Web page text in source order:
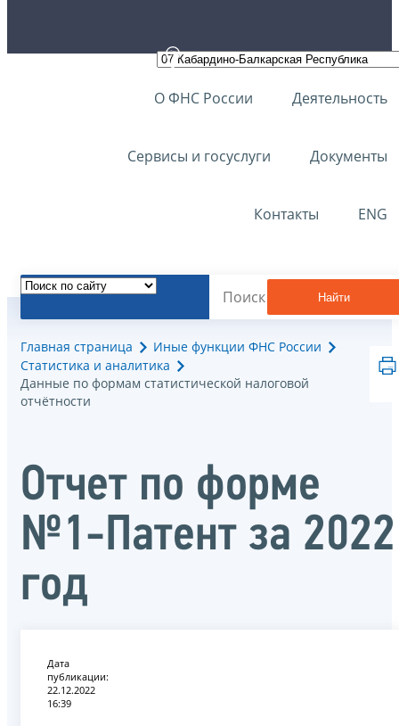
О ФНС России Деятельность
Сервисы и госуслуги Документы
Контакты ENG
Найти
Главная страница
Иные функции ФНС России
Статистика и аналитика
Данные по формам статистической налоговой
отчётности
Отчет по форме
№1-Патент за 2022
год
Дата
публикации:
22.12.2022
16:39